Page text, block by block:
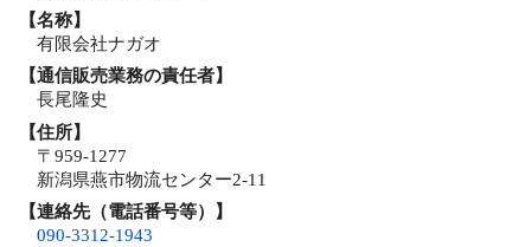
【名称】
有限会社ナガオ
【通信販売業務の責任者】
長尾隆史
【住所】
〒959-1277
新潟県燕市物流センター2-11
【連絡先（電話番号等）】
090-3312-1943